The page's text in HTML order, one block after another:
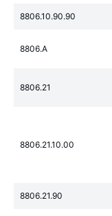
8806.10.90.90
8806.A
8806.21
8806.21.10.00
8806.21.90